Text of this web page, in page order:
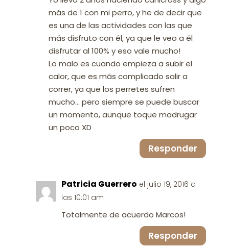
más de 1 con mi perro, y he de decir que
es una de las actividades con las que
más disfruto con él, ya que le veo a él
disfrutar al 100% y eso vale mucho!
Lo malo es cuando empieza a subir el
calor, que es más complicado salir a
correr, ya que los perretes sufren
mucho… pero siempre se puede buscar
un momento, aunque toque madrugar
un poco XD
Responder
Patricia Guerrero el julio 19, 2016 a
las 10:01 am
Totalmente de acuerdo Marcos!
Responder